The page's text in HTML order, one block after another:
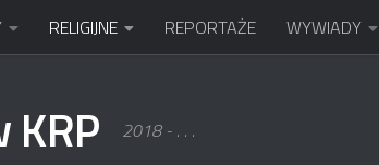
RELIGIJNE REPORTAŻE WYWIADY
2018 - . . .